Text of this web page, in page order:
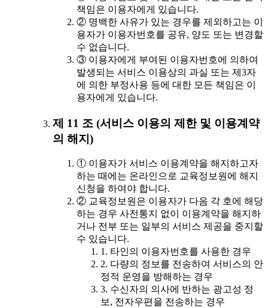
책임은 이용자에게 있습니다.
② 명백한 사유가 있는 경우를 제외하고는 이
용자가 이용자번호를 공유, 양도 또는 변경할
수 없습니다.
③ 이용자에게 부여된 이용자번호에 의하여
발생되는 서비스 이용상의 과실 또는 제3자
에 의한 부정사용 등에 대한 모든 책임은 이
용자에게 있습니다.
제 11 조 (서비스 이용의 제한 및 이용계약
의 해지)
① 이용자가 서비스 이용계약을 해지하고자
하는 때에는 온라인으로 교육정보원에 해지
신청을 하여야 합니다.
② 교육정보원은 이용자가 다음 각 호에 해당
하는 경우 사전통지 없이 이용계약을 해지하
거나 전부 또는 일부의 서비스 제공을 중지할
수 있습니다.
1. 타인의 이용자번호를 사용한 경우
2. 다량의 정보를 전송하여 서비스의 안
정적 운영을 방해하는 경우
3. 수신자의 의사에 반하는 광고성 정
보, 전자우편을 전송하는 경우